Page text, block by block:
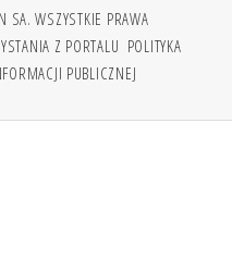
WSZYSTKIE PRAWA
Z PORTALU POLITYKA
PUBLICZNEJ